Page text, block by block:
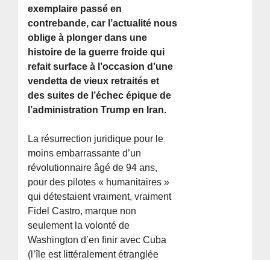
exemplaire passé en
contrebande, car l’actualité nous
oblige à plonger dans une
histoire de la guerre froide qui
refait surface à l’occasion d’une
vendetta de vieux retraités et
des suites de l’échec épique de
l’administration Trump en Iran.
La résurrection juridique pour le
moins embarrassante d’un
révolutionnaire âgé de 94 ans,
pour des pilotes « humanitaires »
qui détestaient vraiment, vraiment
Fidel Castro, marque non
seulement la volonté de
Washington d’en finir avec Cuba
(l’île est littéralement étranglée